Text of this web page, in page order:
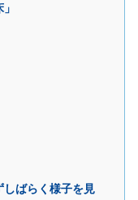
ばらく様子を見